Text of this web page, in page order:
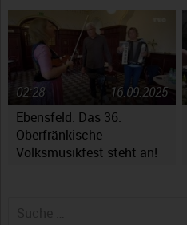
Ebensfeld: Das 36.
Oberfränkische
Volksmusikfest steht an!
16.09.2025
02:28